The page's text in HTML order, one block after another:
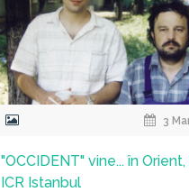
3
"OCCIDENT" vine... în Orient,
ICR Istanbul